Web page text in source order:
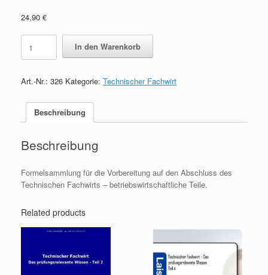
24,90 €
Technischer
Fachwirt
-
quantity
In den Warenkorb
Art.-Nr.: 326 Kategorie: Technischer Fachwirt
Beschreibung
Beschreibung
Formelsammlung für die Vorbereitung auf den Abschluss des
Technischen Fachwirts – betriebswirtschaftliche Teile.
Related products